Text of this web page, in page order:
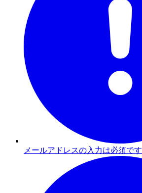
メールアドレスの入力は必須です